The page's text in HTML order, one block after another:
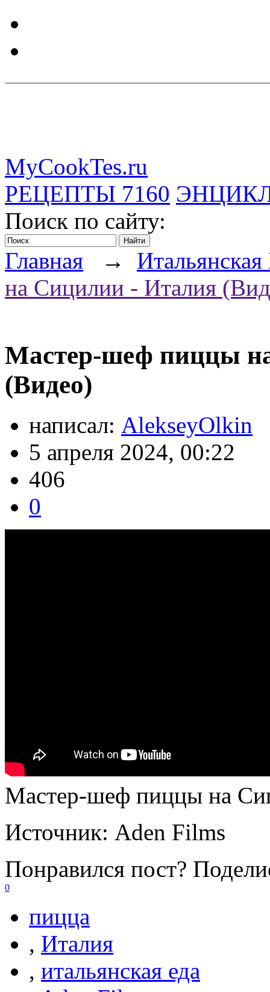
MyCookTes.ru
РЕЦЕПТЫ 7160
Поиск по сайту:
Главная →
на Сицилии - Италия
Мастер-шеф пиццы
(Видео)
написал: AlekseyOlkin
5 апреля 2024, 00:22
406
0
Мастер-шеф пиццы на
Источник: Aden Films
Понравился пост?
0
пицца
, Италия
, итальянская еда